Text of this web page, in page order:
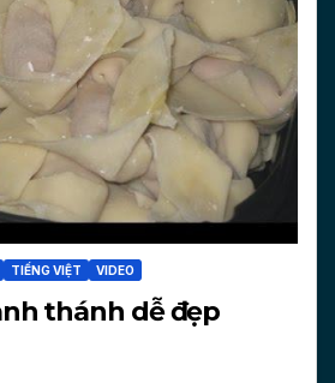
TIẾNG VIỆT VIDEO
thánh dễ đẹp